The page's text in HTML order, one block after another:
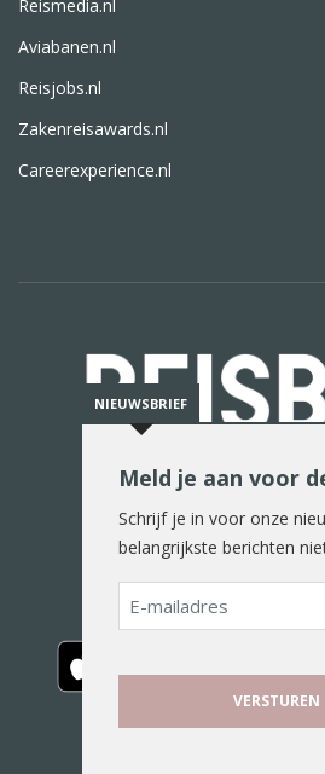
Reismedia.nl
Aviabanen.nl
Reisjobs.nl
Zakenreisawards.nl
Careerexperience.nl
De reiswereld in
NIEUWSBRIEF
Meld je aan voor
Schrijf je in voor onze
belangrijkste berichten
E-
mailadres